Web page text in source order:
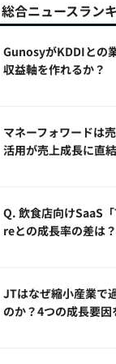
総合ニュースラン
GunosyがKDDIとの
収益軸を作れるか？
マネーフォワードは
活用が売上成長に直
Q. 飲食店向けSaaS
reとの成長率の差は？
JTはなぜ縮小産業で
のか？4つの成長要因